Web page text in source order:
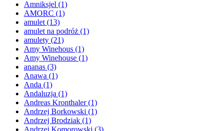
Amniksjel (1)
AMORC (1)
amulet (13)
amulet na podróż (1)
amulety (21)
Amy Winehous (1)
Amy Winehouse (1)
ananas (3)
Anawa (1)
Anda (1)
Andaluzja (1)
Andreas Kronthaler(1)
Andrzej Borkowski (1)
Andrzej Brodziak (1)
Andrzej Komorowski (3)